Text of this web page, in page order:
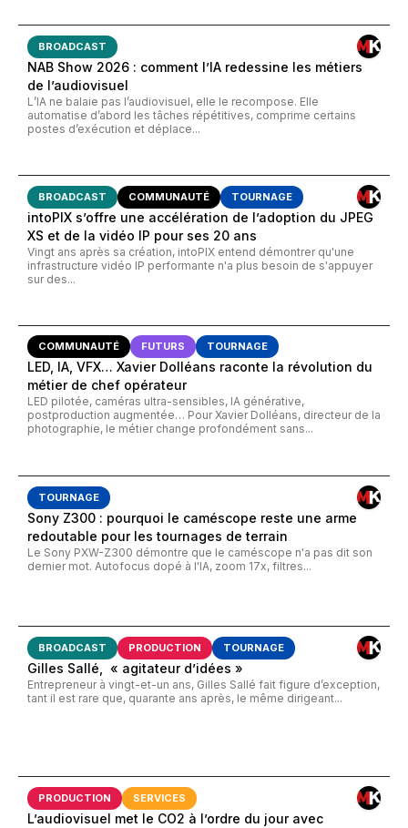
BROADCAST
NAB Show 2026 : comment l’IA redessine les métiers
de l’audiovisuel
L’IA ne balaie pas l’audiovisuel, elle le recompose. Elle
automatise d’abord les tâches répétitives, comprime certains
postes d’exécution et déplace...
BROADCAST COMMUNAUTÉ TOURNAGE
intoPIX s’offre une accélération de l’adoption du JPEG
XS et de la vidéo IP pour ses 20 ans
Vingt ans après sa création, intoPIX entend démontrer qu'une
infrastructure vidéo IP performante n'a plus besoin de s'appuyer
sur des...
COMMUNAUTÉ FUTURS TOURNAGE
LED, IA, VFX… Xavier Dolléans raconte la révolution du
métier de chef opérateur
LED pilotée, caméras ultra-sensibles, IA générative,
postproduction augmentée… Pour Xavier Dolléans, directeur de la
photographie, le métier change profondément sans...
TOURNAGE
Sony Z300 : pourquoi le caméscope reste une arme
redoutable pour les tournages de terrain
Le Sony PXW-Z300 démontre que le caméscope n'a pas dit son
dernier mot. Autofocus dopé à l'IA, zoom 17x, filtres...
BROADCAST PRODUCTION TOURNAGE
Gilles Sallé, « agitateur d’idées »
Entrepreneur à vingt-et-un ans, Gilles Sallé fait figure d’exception,
tant il est rare que, quarante ans après, le même dirigeant...
PRODUCTION SERVICES
L’audiovisuel met le CO2 à l’ordre du jour avec